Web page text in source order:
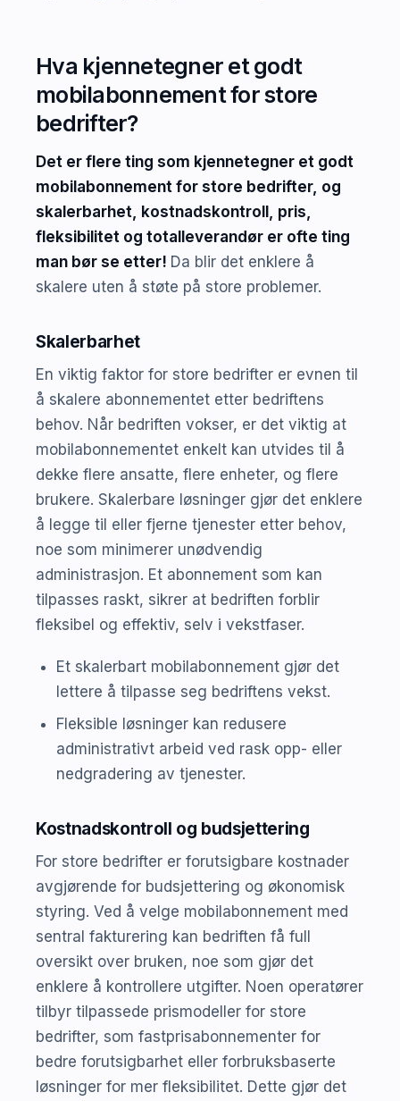
Hva kjennetegner et godt
mobilabonnement for store
bedrifter?
Det er flere ting som kjennetegner et godt
mobilabonnement for store bedrifter, og
skalerbarhet, kostnadskontroll, pris,
fleksibilitet og totalleverandør er ofte ting
man bør se etter! Da blir det enklere å
skalere uten å støte på store problemer.
Skalerbarhet
En viktig faktor for store bedrifter er evnen til
å skalere abonnementet etter bedriftens
behov. Når bedriften vokser, er det viktig at
mobilabonnementet enkelt kan utvides til å
dekke flere ansatte, flere enheter, og flere
brukere. Skalerbare løsninger gjør det enklere
å legge til eller fjerne tjenester etter behov,
noe som minimerer unødvendig
administrasjon. Et abonnement som kan
tilpasses raskt, sikrer at bedriften forblir
fleksibel og effektiv, selv i vekstfaser.
Et skalerbart mobilabonnement gjør det
lettere å tilpasse seg bedriftens vekst.
Fleksible løsninger kan redusere
administrativt arbeid ved rask opp- eller
nedgradering av tjenester.
Kostnadskontroll og budsjettering
For store bedrifter er forutsigbare kostnader
avgjørende for budsjettering og økonomisk
styring. Ved å velge mobilabonnement med
sentral fakturering kan bedriften få full
oversikt over bruken, noe som gjør det
enklere å kontrollere utgifter. Noen operatører
tilbyr tilpassede prismodeller for store
bedrifter, som fastprisabonnementer for
bedre forutsigbarhet eller forbruksbaserte
løsninger for mer fleksibilitet. Dette gjør det